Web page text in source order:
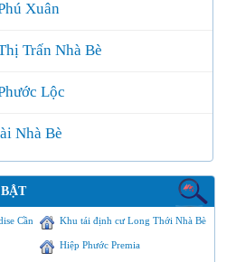
Xuân
Trấn Nhà Bè
Lộc
Nhà Bè
Cần
Khu tái định cư Long Thới Nhà Bè
Hiệp Phước Premia